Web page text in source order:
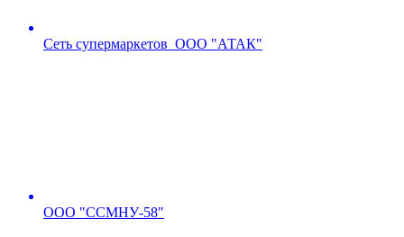
Сеть супермаркетов ООО "АТАК"
ООО "ССМНУ-58"